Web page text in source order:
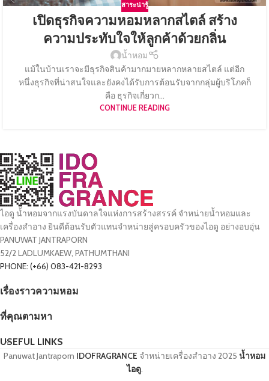
สาระน่ารู้
เปิดธุรกิจความหอมหลากสไตล์ สร้าง
ความประทับใจให้ลูกค้าด้วยกลิ่น
น้ำหอม
แม้ในบ้านเราจะมีธุรกิจสินค้ามากมายหลากหลายสไตล์ แต่อีก
หนึ่งธุรกิจที่น่าสนใจและยังคงได้รับการต้อนรับจากกลุ่มผู้บริโภคก็
คือ ธุรกิจเกี่ยวก...
CONTINUE READING
ไอดู น้ำหอมจากแรงบันดาลใจแห่งการสร้างสรรค์ จำหน่ายน้ำหอมและ
เครื่องสำอาง ยินดีต้อนรับตัวแทนจำหน่ายสู่ครอบครัวของไอดู อย่างอบอุ่น
PANUWAT JANTRAPORN
52/2 LADLUMKAEW, PATHUMTHANI
PHONE: (+66) 083-421-8293
เรื่องราวความหอม
ที่คุณตามหา
USEFUL LINKS
Panuwat Jantraporn IDOFRAGRANCE จำหน่ายเครื่องสำอาง 2025 น้ำหอม
ไอดู.